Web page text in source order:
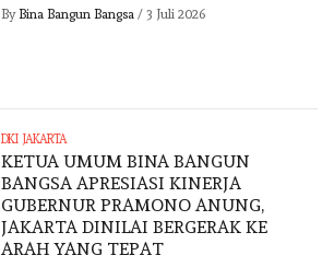
By Bina Bangun Bangsa / 3 Juli 2026
DKI JAKARTA
KETUA UMUM BINA BANGUN
BANGSA APRESIASI KINERJA
GUBERNUR PRAMONO ANUNG,
JAKARTA DINILAI BERGERAK KE
ARAH YANG TEPAT